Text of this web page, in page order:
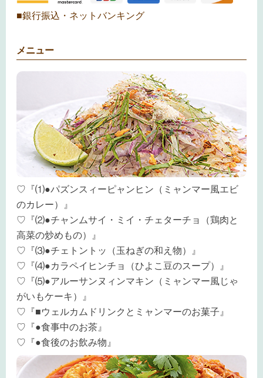
■銀行振込・ネットバンキング
メニュー
♡『⑴●パズンスィーピャンヒン（ミャンマー風エビ
のカレー）』
♡『⑵●チャンムサイ・ミイ・チェターチョ（鶏肉と
高菜の炒めもの）』
♡『⑶●チェトントッ（玉ねぎの和え物）』
♡『⑷●カラペイヒンチョ（ひよこ豆のスープ）』
♡『⑸●アルーサンヌィンマキン（ミャンマー風じゃ
がいもケーキ）』
♡『■ウェルカムドリンクとミャンマーのお菓子』
♡『●食事中のお茶』
♡『●食後のお飲み物』